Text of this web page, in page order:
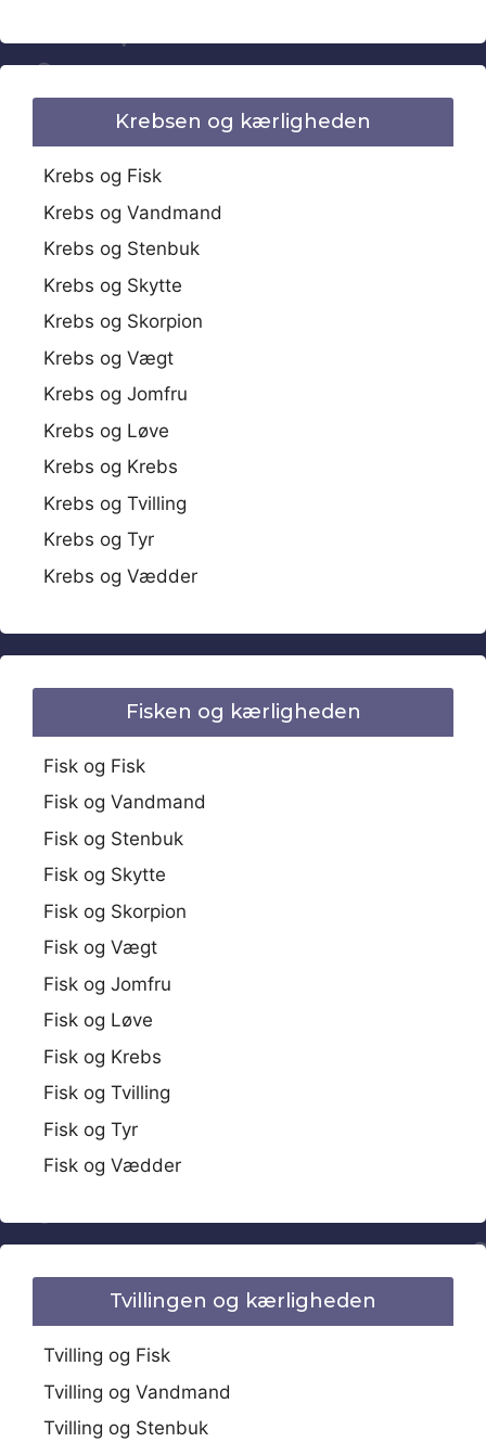
Krebsen og kærligheden
Krebs og Fisk
Krebs og Vandmand
Krebs og Stenbuk
Krebs og Skytte
Krebs og Skorpion
Krebs og Vægt
Krebs og Jomfru
Krebs og Løve
Krebs og Krebs
Krebs og Tvilling
Krebs og Tyr
Krebs og Vædder
Fisken og kærligheden
Fisk og Fisk
Fisk og Vandmand
Fisk og Stenbuk
Fisk og Skytte
Fisk og Skorpion
Fisk og Vægt
Fisk og Jomfru
Fisk og Løve
Fisk og Krebs
Fisk og Tvilling
Fisk og Tyr
Fisk og Vædder
Tvillingen og kærligheden
Tvilling og Fisk
Tvilling og Vandmand
Tvilling og Stenbuk